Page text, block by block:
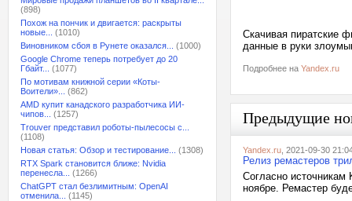
(898)
Похож на пончик и двигается: раскрыты
новые...
(1010)
Виновником сбоя в Рунете оказался...
(1000)
Google Chrome теперь потребует до 20
Гбайт...
(1077)
По мотивам книжной серии «Коты-
Воители»...
(862)
AMD купит канадского разработчика ИИ-
чипов...
(1257)
Trouver представил роботы-пылесосы с...
(1108)
Новая статья: Обзор и тестирование...
(1308)
RTX Spark становится ближе: Nvidia
перенесла...
(1266)
ChatGPT стал безлимитным: OpenAI
отменила...
(1145)
Скачивая пиратские
данные в руки
Подробнее на Yandex.ru
Предыдущие
Yandex.ru , 2021-09-30
Релиз ремастеров
Согласно источникам
ноябре. Ремастер